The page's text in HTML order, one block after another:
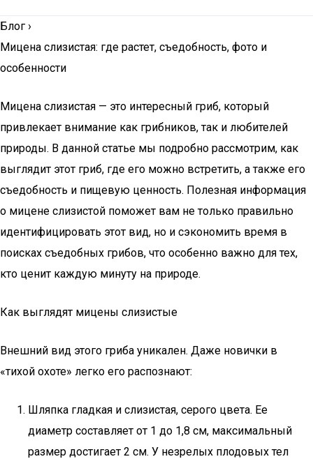
Блог ›
Мицена слизистая: где растет, съедобность, фото и
особенности
Мицена слизистая — это интересный гриб, который
привлекает внимание как грибников, так и любителей
природы. В данной статье мы подробно рассмотрим, как
выглядит этот гриб, где его можно встретить, а также его
съедобность и пищевую ценность. Полезная информация
о мицене слизистой поможет вам не только правильно
идентифицировать этот вид, но и сэкономить время в
поисках съедобных грибов, что особенно важно для тех,
кто ценит каждую минуту на природе.
Как выглядят мицены слизистые
Внешний вид этого гриба уникален. Даже новички в
«тихой охоте» легко его распознают:
Шляпка гладкая и слизистая, серого цвета. Ее
диаметр составляет от 1 до 1,8 см, максимальный
размер достигает 2 см. У незрелых плодовых тел